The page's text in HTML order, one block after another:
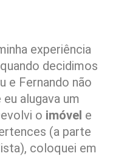
experiência
decidimos
e Fernando não
alugava um
o imóvel e
(a parte
coloquei em